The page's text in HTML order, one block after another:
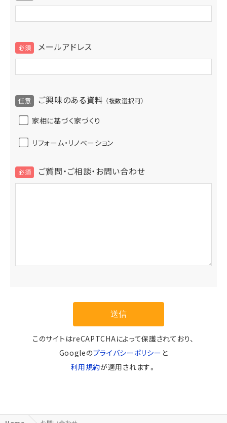
メールアドレス
ご興味のある資料 （複数選択可）
家相に基づく家づくり
リフォーム・リノベーション
ご質問・ご相談・お問い合わせ
このサイトはreCAPTCHAによって保護されており、
Googleのプライバシーポリシー と
利用規約が適用されます。